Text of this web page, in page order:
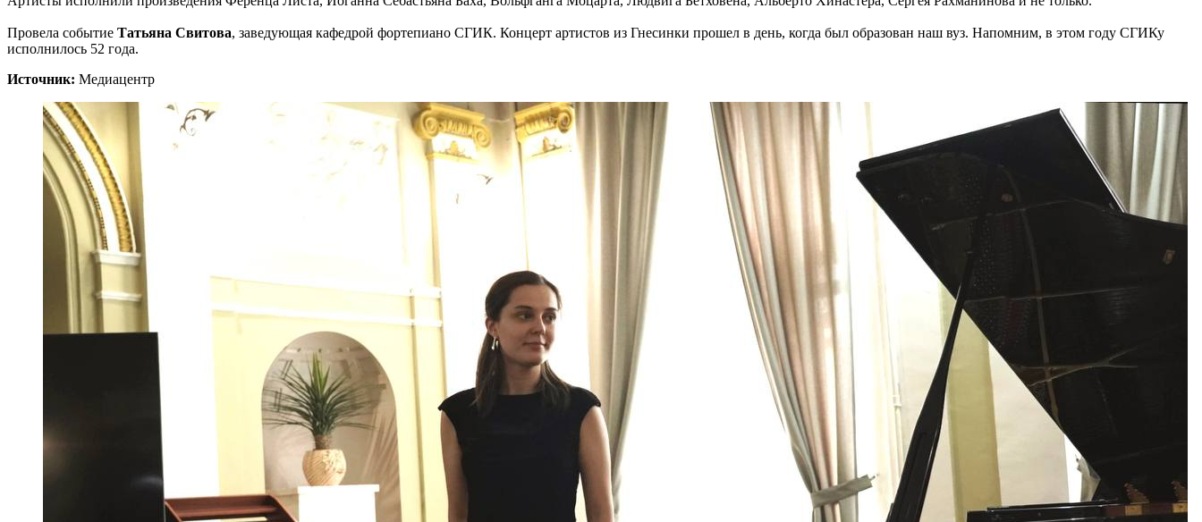
Провела событие Татьяна Свитова, заведующая кафедрой фортепиано СГИК. Концерт артистов из Гнесинки прошел в день, когда был образован наш вуз. Напомним, в этом году СГИКу
исполнилось 52 года.
Источник: Медиацентр